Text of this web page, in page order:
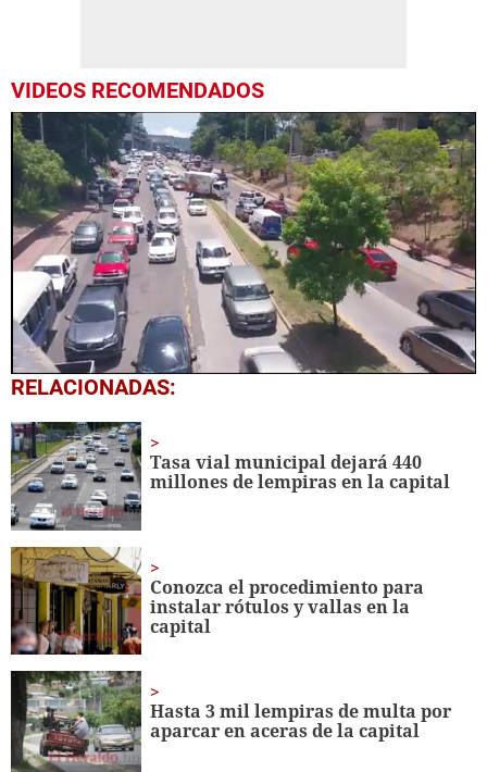
VIDEOS RECOMENDADOS
0
seconds
1
minute,
19
seconds
RELACIONADAS:
Tasa vial municipal dejará 440
millones de lempiras en la capital
Conozca el procedimiento para
instalar rótulos y vallas en la
capital
Hasta 3 mil lempiras de multa por
aparcar en aceras de la capital